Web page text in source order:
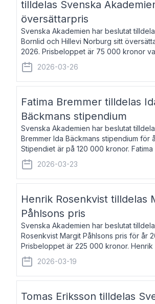
tilldelas Svenska
översättarpris
Svenska Akademien har beslutat
Bornlid och Hillevi Norburg sitt
2026. Prisbeloppet är 75 000 kronor
Bornlid, född 1947, är översättare från
främst känd för sina översät
2026-03-26
Fatima Bremmer tilldelas
Bäckmans stipendium
Svenska Akademien har beslutat
Bremmer Ida Bäckmans stipendium för
Stipendiet är på 120 000 kronor. Fatima
1977, är journalist och författare. Hon
boken Ligan. Klarakvarterens blodsyst
2026-03-23
Henrik Rosenkvist tilldelas
Påhlsons pris
Svenska Akademien har beslutat
Rosenkvist Margit Påhlsons pris för år
Prisbeloppet är 225 000 kronor. Henrik
född 1965, är professor i nordiska
universitet. Han disputerade 2004 på
2026-03-19
Tomas Eriksson tilldelas